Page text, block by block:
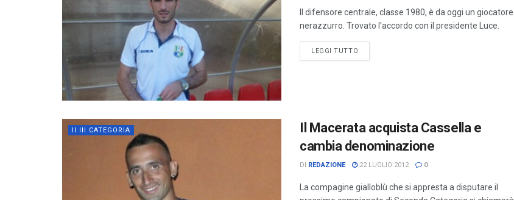
Il difensore centrale, classe 1980, è da oggi un giocatore
nerazzurro. Trovato l'accordo con il presidente Luce.
LEGGI TUTTO
II III CATEGORIA
Il Macerata acquista Cassella e
cambia denominazione
DI REDAZIONE 22 LUGLIO 2012 0
La compagine gialloblù che si appresta a disputare il